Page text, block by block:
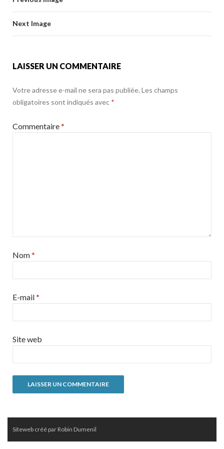
k
o
o
k
er
Next Image
LAISSER UN COMMENTAIRE
Votre adresse e-mail ne sera pas publiée. Les champs
obligatoires sont indiqués avec *
Commentaire*
Nom*
E-mail*
Site web
Siteweb créé par Robin Dumenil